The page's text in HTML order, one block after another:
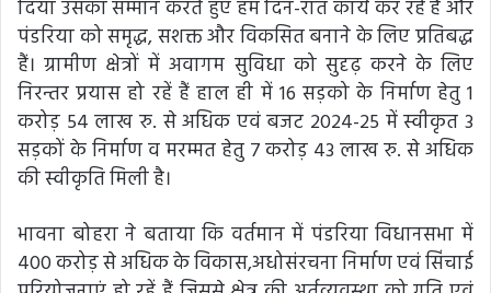
दिया उसका सम्मान करते हुए हम दिन-रात कार्य कर रहें हैं और
पंडरिया को समृद्ध, सशक्त और विकसित बनाने के लिए प्रतिबद्ध
हैं। ग्रामीण क्षेत्रों में अवागम सुविधा को सुदृढ़ करने के लिए
निरन्तर प्रयास हो रहें हैं हाल ही में 16 सड़को के निर्माण हेतु 1
करोड़ 54 लाख रु. से अधिक एवं बजट 2024-25 में स्वीकृत 3
सड़कों के निर्माण व मरम्मत हेतु 7 करोड़ 43 लाख रु. से अधिक
की स्वीकृति मिली है।
भावना बोहरा ने बताया कि वर्तमान में पंडरिया विधानसभा में
400 करोड़ से अधिक के विकास,अधोसंरचना निर्माण एवं सिंचाई